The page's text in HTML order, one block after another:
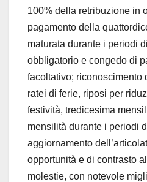
100% della retribuzione in
pagamento della
maturata durante i periodi
obbligatorio e congedo di
facoltativo; riconoscimento
ratei di ferie, riposi per
festività, tredicesima
mensilità durante i periodi
aggiornamento
opportunità e di contrasto
molestie, con notevole